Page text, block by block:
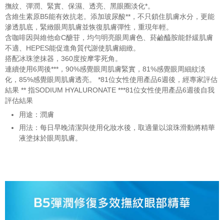
撫紋、彈潤、緊實、保濕、透亮、黑眼圈淡化*。
含維生素原B5能有效抗老。添加玻尿酸**，不只鎖住肌膚水分，更能
滲透肌底，緊緻眼周肌膚並恢復肌膚彈性，重現年輕。
含咖啡因與維他命C醣苷，均勻明亮眼周膚色、菸鹼醯胺能舒緩肌膚
不適、HEPES能促進角質代謝使肌膚細緻。
搭配冰珠塗抹器，360度按摩零死角。
連續使用6周後***，90%感覺眼周肌膚緊實，81%感覺眼周細紋淡
化，85%感覺眼周肌膚透亮。 *81位女性使用產品6週後，經專家評估
結果 ** 指SODIUM HYALURONATE ***81位女性使用產品6週後自我
評估結果
用途：潤膚
用法：每日早晚清潔與使用化妝水後，取適量以滾珠滑動將精華
液塗抹於眼周肌膚。